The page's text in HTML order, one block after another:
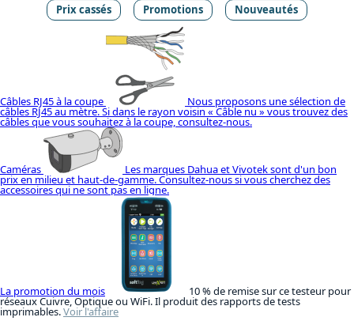
Prix cassés Promotions Nouveautés
Câbles RJ45 à la coupe Nous proposons une sélection de
câbles RJ45 au mètre. Si dans le rayon voisin « Câble nu » vous trouvez des
câbles que vous souhaitez à la coupe, consultez-nous.
Caméras Les marques Dahua et Vivotek sont d'un bon
prix en milieu et haut-de-gamme. Consultez-nous si vous cherchez des
accessoires qui ne sont pas en ligne.
La promotion du mois 10 % de remise sur ce testeur pour
réseaux Cuivre, Optique ou WiFi. Il produit des rapports de tests
imprimables.Voir l'affaire